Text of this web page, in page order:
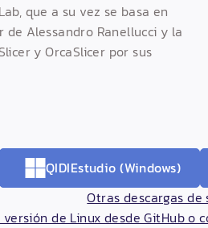
que a su vez se basa en
de Alessandro Ranellucci y la
y OrcaSlicer por sus
QIDIEstudio (Windows)
Otras descargas
versión de Linux desde GitHub